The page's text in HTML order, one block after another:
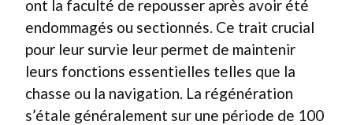
ont la faculté de repousser après avoir été
endommagés ou sectionnés. Ce trait crucial
pour leur survie leur permet de maintenir
leurs fonctions essentielles telles que la
chasse ou la navigation. La régénération
s’étale généralement sur une période de 100